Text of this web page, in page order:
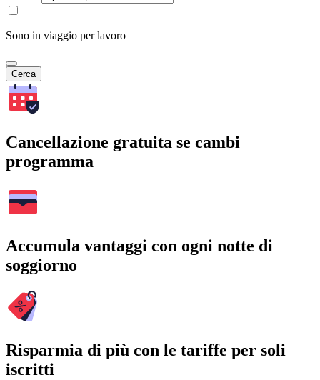
Sono in viaggio per lavoro
Cerca
Cancellazione gratuita se cambi
programma
Accumula vantaggi con ogni notte di
soggiorno
Risparmia di più con le tariffe per soli
iscritti